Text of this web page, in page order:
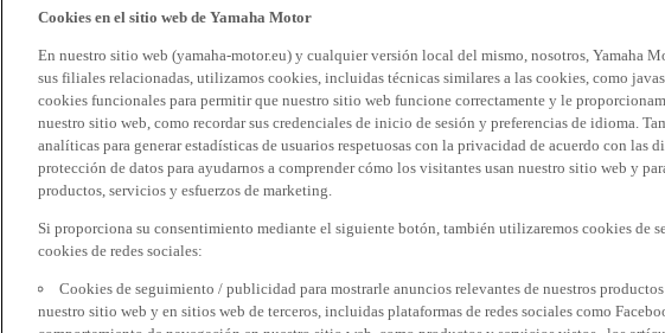
Cookies en el sitio web de Yamaha Motor
En nuestro sitio web (yamaha-motor.eu) y cualquier versión local del mismo, nosotros, Yamaha
sus filiales relacionadas, utilizamos cookies, incluidas técnicas similares a las cookies, como
cookies funcionales para permitir que nuestro sitio web funcione correctamente y le
nuestro sitio web, como recordar sus credenciales de inicio de sesión y preferencias de idioma.
analíticas para generar estadísticas de usuarios respetuosas con la privacidad de acuerdo con las
protección de datos para ayudarnos a comprender cómo los visitantes usan nuestro sitio web y
productos, servicios y esfuerzos de marketing.
Si proporciona su consentimiento mediante el siguiente botón, también utilizaremos cookies de
cookies de redes sociales:
Cookies de seguimiento / publicidad para mostrarle anuncios relevantes de nuestros
nuestro sitio web y en sitios web de terceros, incluidas plataformas de redes sociales como